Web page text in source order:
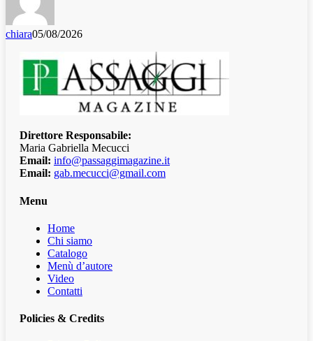
chiara05/08/2026
Direttore Responsabile:
Maria Gabriella Mecucci
Email: info@passaggimagazine.it
Email: gab.mecucci@gmail.com
Menu
Home
Chi siamo
Catalogo
Menù d’autore
Video
Contatti
Policies & Credits